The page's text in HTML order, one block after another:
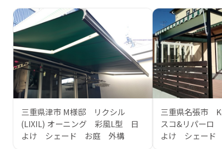
三重県津市 M様邸 リクシル
(LIXIL) オーニング 彩風L型 日
よけ シェード お庭 外構
三重県名張市
スコ&リパー
よけ シェー